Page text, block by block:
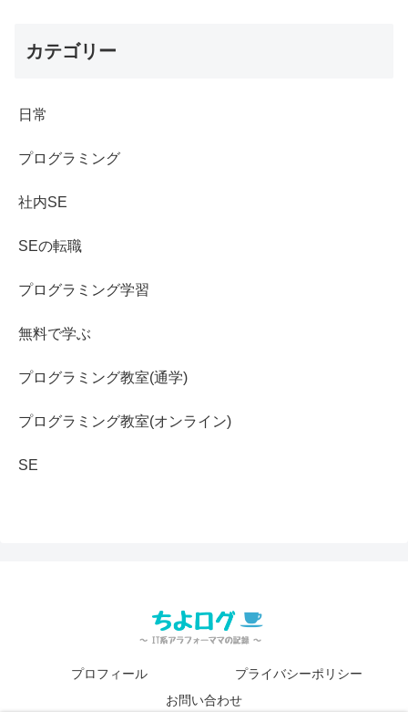
カテゴリー
日常
プログラミング
社内SE
SEの転職
プログラミング学習
無料で学ぶ
プログラミング教室(通学)
プログラミング教室(オンライン)
SE
プロフィール
プライバシーポリシー
お問い合わせ